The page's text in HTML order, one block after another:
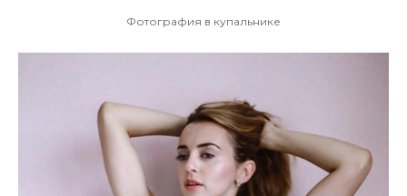
Фотография в купальнике